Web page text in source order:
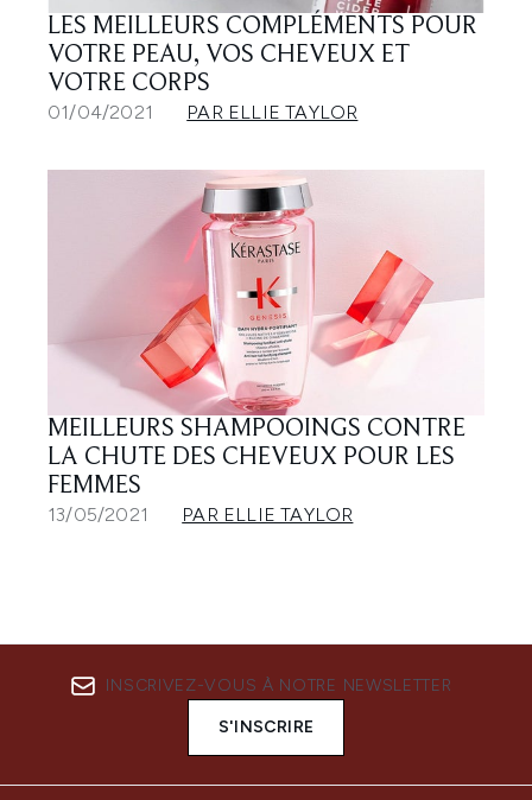
LES MEILLEURS COMPLÉMENTS POUR
VOTRE PEAU, VOS CHEVEUX ET
VOTRE CORPS
01/04/2021 PAR ELLIE TAYLOR
MEILLEURS SHAMPOOINGS CONTRE
LA CHUTE DES CHEVEUX POUR LES
FEMMES
13/05/2021 PAR ELLIE TAYLOR
INSCRIVEZ-VOUS À NOTRE NEWSLETTER
S'INSCRIRE